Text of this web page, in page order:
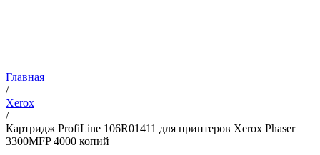
Главная
/
Xerox
/
Картридж ProfiLine 106R01411 для принтеров Xerox Phaser
3300MFP 4000 копий